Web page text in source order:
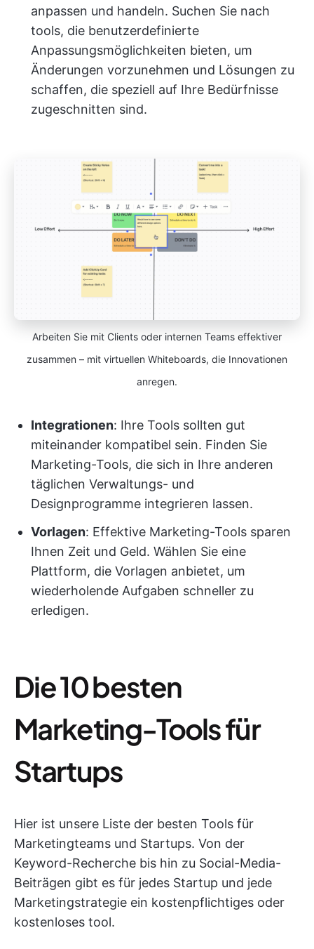
anpassen und handeln. Suchen Sie nach
tools, die benutzerdefinierte
Anpassungsmöglichkeiten bieten, um
Änderungen vorzunehmen und Lösungen zu
schaffen, die speziell auf Ihre Bedürfnisse
zugeschnitten sind.
Arbeiten Sie mit Clients oder internen Teams effektiver
zusammen – mit virtuellen Whiteboards, die Innovationen
anregen.
Integrationen: Ihre Tools sollten gut
miteinander kompatibel sein. Finden Sie
Marketing-Tools, die sich in Ihre anderen
täglichen Verwaltungs- und
Designprogramme integrieren lassen.
Vorlagen: Effektive Marketing-Tools sparen
Ihnen Zeit und Geld. Wählen Sie eine
Plattform, die Vorlagen anbietet, um
wiederholende Aufgaben schneller zu
erledigen.
Die 10 besten
Marketing-Tools für
Startups
Hier ist unsere Liste der besten Tools für
Marketingteams und Startups. Von der
Keyword-Recherche bis hin zu Social-Media-
Beiträgen gibt es für jedes Startup und jede
Marketingstrategie ein kostenpflichtiges oder
kostenloses tool.